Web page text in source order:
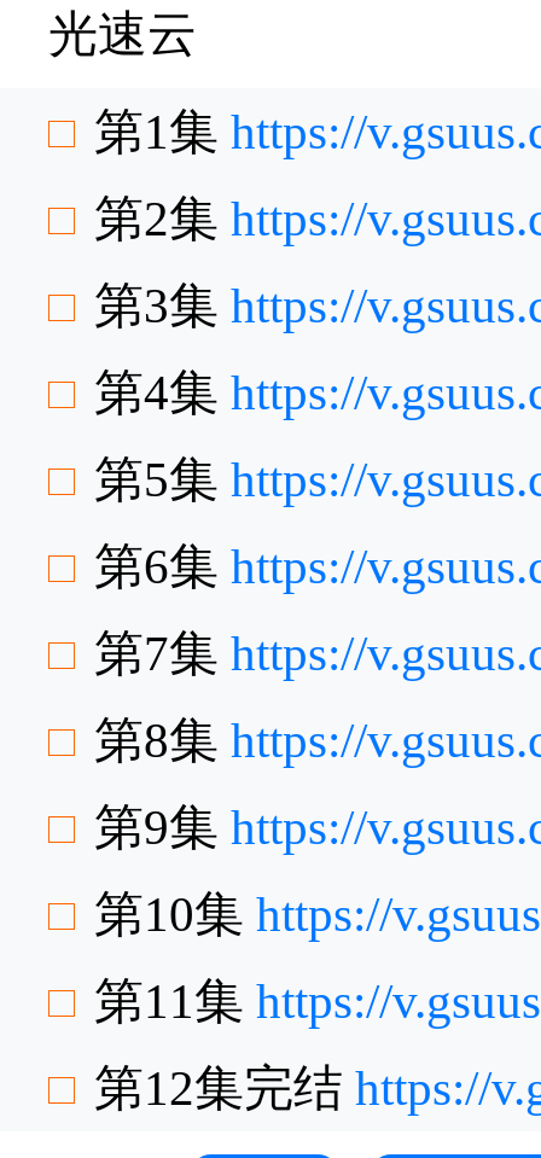
光速云
第1集 https://
第2集 https://
第3集 https://
第4集 https://
第5集 https://
第6集 https://
第7集 https://
第8集 https://
第9集 https://
第10集 https://
第11集 https://
第12集完结 https://